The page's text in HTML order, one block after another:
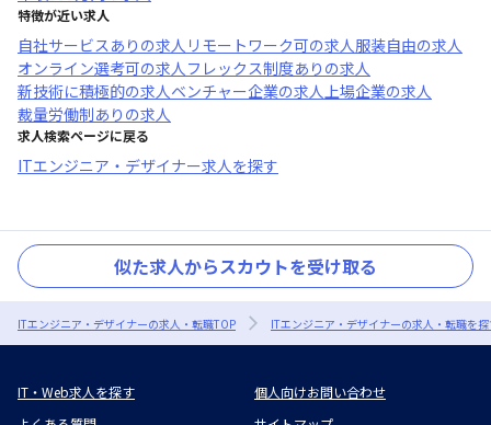
特徴が近い求人
自社サービスあり の求人 リモートワーク可の求人服装自由の求人
オンライン選考可の求人フレックス制度あり の求人
新技術に積極的の求人ベンチャー企業の求人上場企業の求人
裁量労働制あり の求人
求人検索ページに戻る
ITエンジニア・デザイナー求人を探す
似た求人からスカウトを受け取る
ITエンジニア・デザイナーの求人・転職TOP ITエンジニア・デザイナーの求人・転職を
IT・Web求人を探す
個人向けお問い合わせ